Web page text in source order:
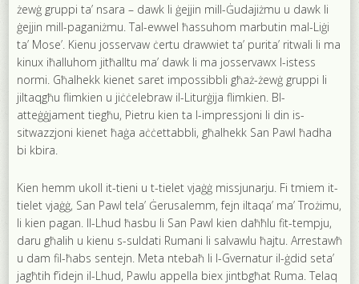
żewġ gruppi ta’ nsara – dawk li ġejjin mill-Ġudajiżmu u dawk li
ġejjin mill-paganiżmu. Tal-ewwel ħassuhom marbutin mal-Liġi
ta’ Mose’. Kienu josservaw ċertu drawwiet ta’ purita’ ritwali li ma
kinux iħalluhom jitħalltu ma’ dawk li ma josservawx l-istess
normi. Għalhekk kienet saret impossibbli għaż-żewġ gruppi li
jiltaqgħu flimkien u jiċċelebraw il-Liturġija flimkien. Bl-
atteġġjament tiegħu, Pietru kien ta l-impressjoni li din is-
sitwazzjoni kienet ħaġa aċċettabbli, għalhekk San Pawl ħadha
bi kbira.
Kien hemm ukoll it-tieni u t-tielet vjaġġ missjunarju. Fi tmiem it-
tielet vjaġġ, San Pawl tela’ Ġerusalemm, fejn iltaqa’ ma’ Trożimu,
li kien pagan. Il-Lhud ħasbu li San Pawl kien daħħlu fit-tempju,
daru għalih u kienu s-suldati Rumani li salvawlu ħajtu. Arrestawħ
u dam fil-ħabs sentejn. Meta ntebaħ li l-Gvernatur il-ġdid seta’
jagħtih f’idejn il-Lhud, Pawlu appella biex jintbgħat Ruma. Telaq